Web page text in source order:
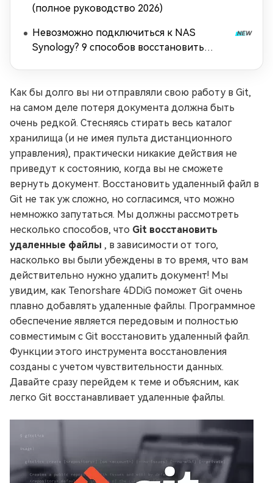
(полное руководство 2026)
Невозможно подключиться к NAS
Synology? 9 способов восстановить
Как бы долго вы ни отправляли свою работу в Git,
на самом деле потеря документа должна быть
очень редкой. Стесняясь стирать весь каталог
хранилища (и не имея пульта дистанционного
управления), практически никакие действия не
приведут к состоянию, когда вы не сможете
вернуть документ. Восстановить удаленный файл в
Git не так уж сложно, но согласимся, что можно
немножко запутаться. Мы должны рассмотреть
несколько способов, что Git восстановить
удаленные файлы , в зависимости от того,
насколько вы были убеждены в то время, что вам
действительно нужно удалить документ! Мы
увидим, как Tenorshare 4DDiG поможет Git очень
плавно добавлять удаленные файлы. Программное
обеспечение является передовым и полностью
совместимым с Git восстановить удаленный файл.
Функции этого инструмента восстановления
созданы с учетом чувствительности данных.
Давайте сразу перейдем к теме и объясним, как
легко Git восстанавливает удаленные файлы.